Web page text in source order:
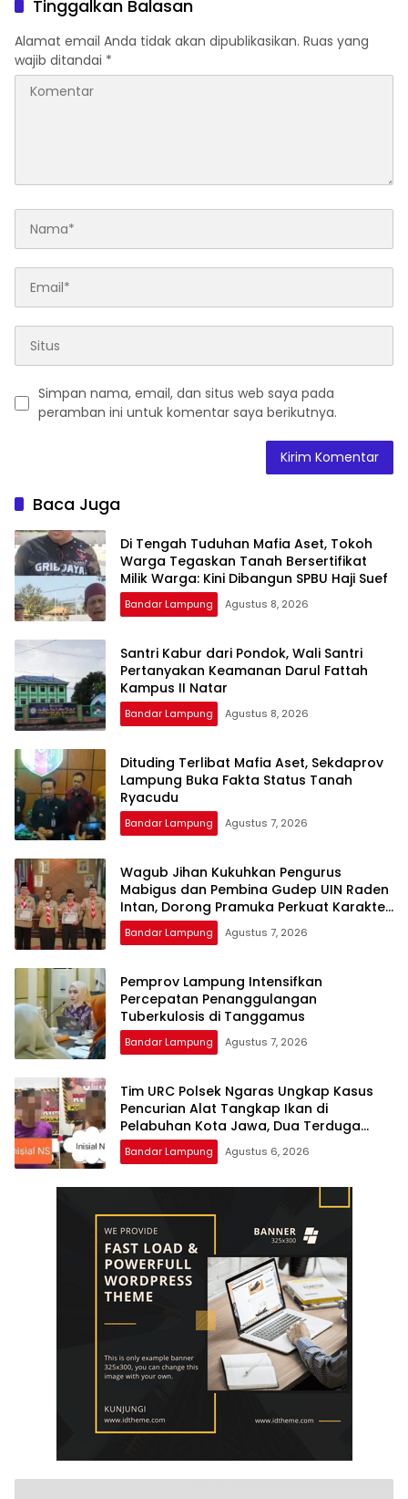
Tinggalkan Balasan
Alamat email Anda tidak akan dipublikasikan. Ruas yang
wajib ditandai *
Simpan nama, email, dan situs web saya pada
peramban ini untuk komentar saya berikutnya.
Baca Juga
Di Tengah Tuduhan Mafia Aset, Tokoh
Warga Tegaskan Tanah Bersertifikat
Milik Warga: Kini Dibangun SPBU Haji Suef
Bandar Lampung Agustus 8, 2026
Santri Kabur dari Pondok, Wali Santri
Pertanyakan Keamanan Darul Fattah
Kampus II Natar
Bandar Lampung Agustus 8, 2026
Dituding Terlibat Mafia Aset, Sekdaprov
Lampung Buka Fakta Status Tanah
Ryacudu
Bandar Lampung Agustus 7, 2026
Wagub Jihan Kukuhkan Pengurus
Mabigus dan Pembina Gudep UIN Raden
Intan, Dorong Pramuka Perkuat Karakter
Generasi Muda
Bandar Lampung Agustus 7, 2026
Pemprov Lampung Intensifkan
Percepatan Penanggulangan
Tuberkulosis di Tanggamus
Bandar Lampung Agustus 7, 2026
Tim URC Polsek Ngaras Ungkap Kasus
Pencurian Alat Tangkap Ikan di
Pelabuhan Kota Jawa, Dua Terduga
Pelaku Diamankan.
Bandar Lampung Agustus 6, 2026